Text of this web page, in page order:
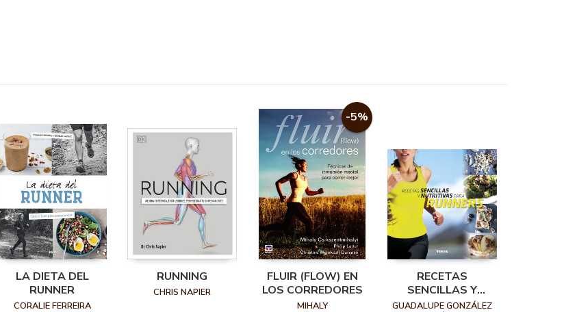
LA DIETA DEL
RUNNER
CORALIE FERREIRA
RUNNING
CHRIS NAPIER
-5%
FLUIR (FLOW) EN
LOS CORREDORES
MIHALY
RECETAS
SENCILLAS Y
NUTRITIVAS PARA
GUADALUPE GONZÁLEZ